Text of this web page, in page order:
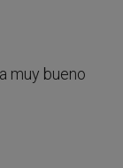
muy bueno